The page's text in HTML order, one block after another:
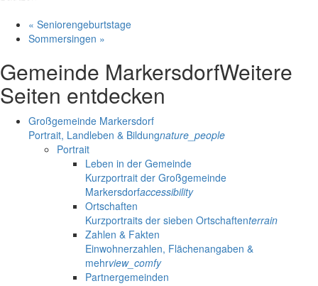
« Seniorengeburtstage
Sommersingen »
Gemeinde MarkersdorfWeitere
Seiten entdecken
Großgemeinde Markersdorf
Portrait, Landleben & Bildungnature_people
Portrait
Leben in der Gemeinde
Kurzportrait der Großgemeinde
Markersdorfaccessibility
Ortschaften
Kurzportraits der sieben Ortschaftenterrain
Zahlen & Fakten
Einwohnerzahlen, Flächenangaben &
mehrview_comfy
Partnergemeinden